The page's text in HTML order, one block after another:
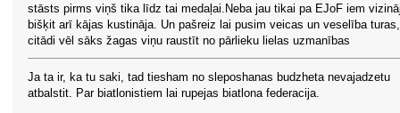
stāsts pirms viņš tika līdz tai medaļai.Neba jau tikai pa EJoF iem
bišķit arī kājas kustināja. Un pašreiz lai pusim veicas un veselība turas,
citādi vēl sāks žagas viņu raustīt no pārlieku lielas uzmanības
Ja ta ir, ka tu saki, tad tiesham no sleposhanas budzheta nevajadzetu
atbalstit. Par biatlonistiem lai rupejas biatlona federacija.